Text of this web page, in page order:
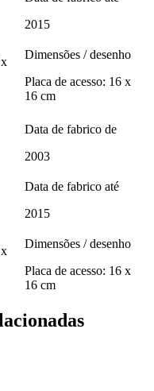
2015
Dimensões / desenho
Placa de acesso: 16 x
16 cm
Data de fabrico de
2003
Data de fabrico até
2015
Dimensões / desenho
Placa de acesso: 16 x
16 cm